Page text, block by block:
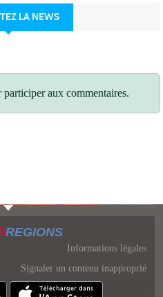
LA NEWS
aux commentaires.
REGIONS
Informations légales
Signaler un contenu inapproprié